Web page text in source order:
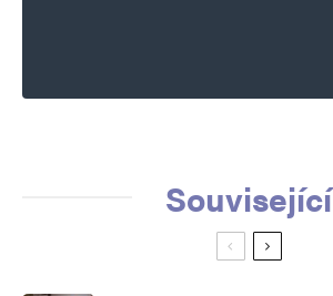
Související